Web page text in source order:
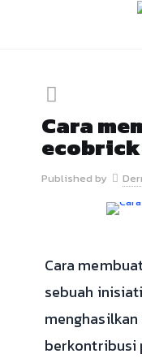
Cara
Published by
Cara
sebuah
berkontribusi